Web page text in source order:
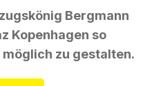
Bergmann
Kopenhagen so
zu gestalten.